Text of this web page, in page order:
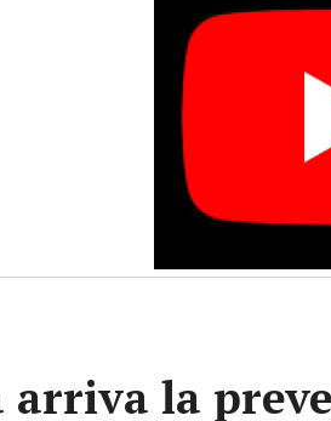
arriva la